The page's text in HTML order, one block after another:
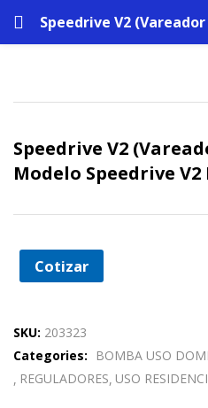
Speedrive V2
Modelo Speedrive V2
Cotizar
SKU: 203323
Categories:
BOMBA USO
REGULADORES USO